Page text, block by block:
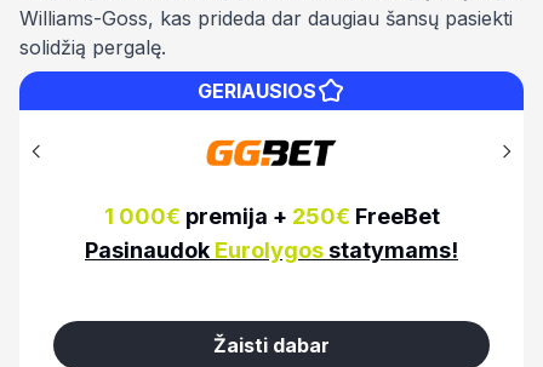
Williams-Goss, kas prideda dar daugiau šansų pasiekti
solidžią pergalę.
GERIAUSIOS
150%premija iki100€
Pasinaudok Eurolygosstatymams!
Žaisti dabar